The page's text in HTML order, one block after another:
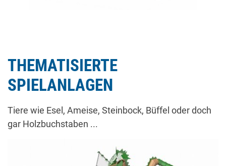
THEMATISIERTE
SPIELANLAGEN
Tiere wie Esel, Ameise, Steinbock, Büffel oder doch
gar Holzbuchstaben ...